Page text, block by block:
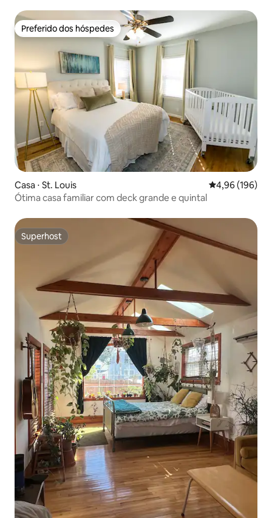
Preferido dos hóspedes
Preferido dos hóspedes
Casa ⋅ St. Louis 4,96 de uma
4,96 (196)
Ótima casa familiar com deck grande e quintal
Superhost
Superhost